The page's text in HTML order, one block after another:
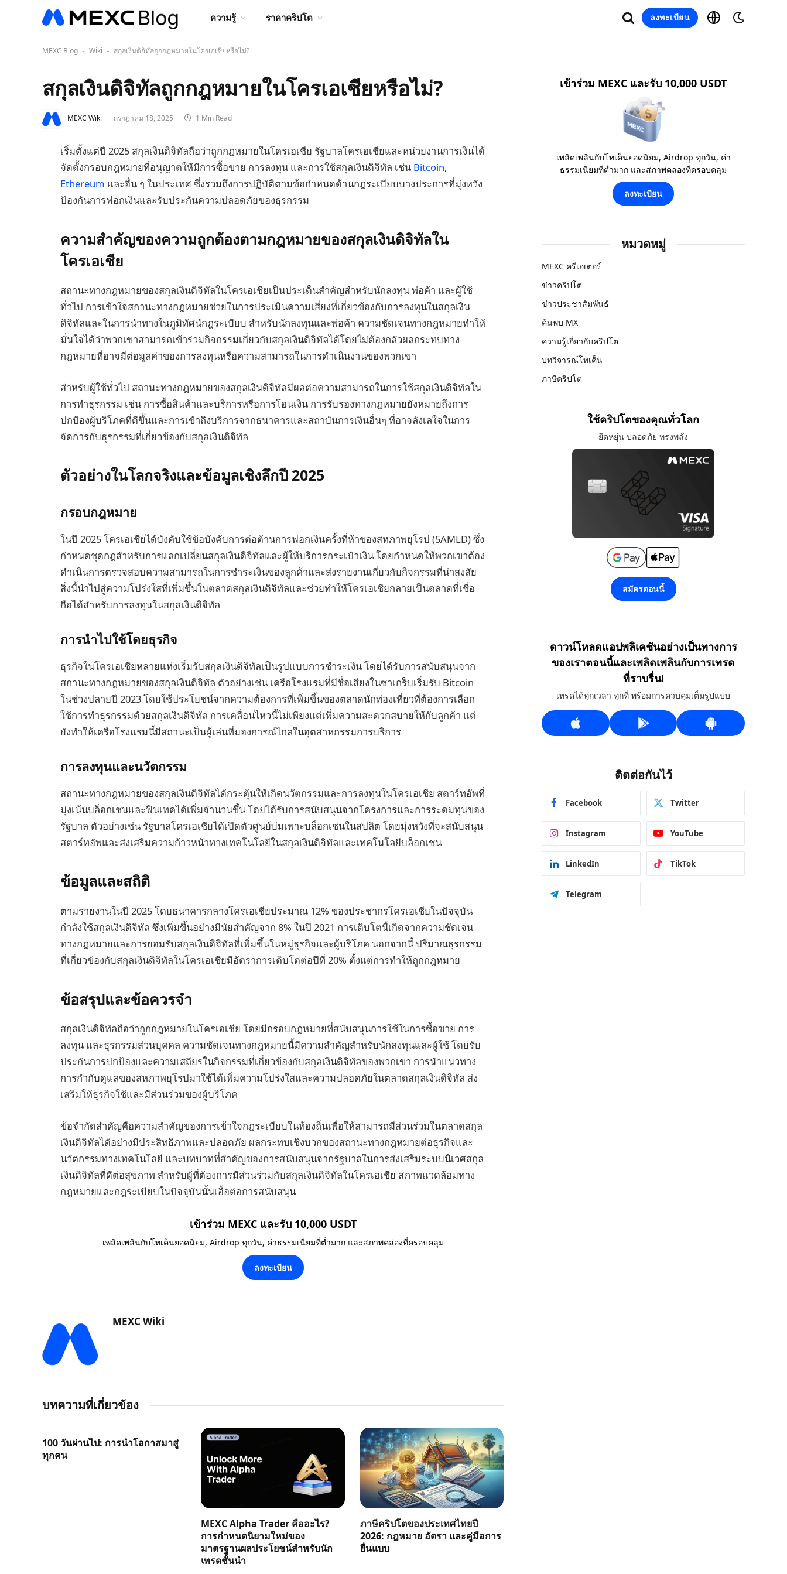
ความรู้ ราคาคริปโต ลงทะเบียน
MEXC Blog - Wiki - สกุลเงินดิจิทัลถูกกฎหมายในโครเอเชียหรือไม่?
สกุลเงินดิจิทัลถูกกฎหมายในโครเอเชียหรือไม่?
MEXC Wiki กรกฎาคม 18, 2025 1 Min Read
เริ่มตั้งแต่ปี 2025 สกุลเงินดิจิทัลถือว่าถูกกฎหมายในโครเอเชีย รัฐบาลโครเอเชียและหน่วยงานการเงินได้
จัดตั้งกรอบกฎหมายที่อนุญาตให้มีการซื้อขาย การลงทุน และการใช้สกุลเงินดิจิทัล เช่น Bitcoin,
Ethereum และอื่น ๆ ในประเทศ ซึ่งรวมถึงการปฏิบัติตามข้อกำหนดด้านกฎระเบียบบางประการที่มุ่งหวัง
ป้องกันการฟอกเงินและรับประกันความปลอดภัยของธุรกรรม
ความสำคัญของความถูกต้องตามกฎหมายของสกุลเงินดิจิทัลใน
โครเอเชีย
สถานะทางกฎหมายของสกุลเงินดิจิทัลในโครเอเชียเป็นประเด็นสำคัญสำหรับนักลงทุน พ่อค้า และผู้ใช้
ทั่วไป การเข้าใจสถานะทางกฎหมายช่วยในการประเมินความเสี่ยงที่เกี่ยวข้องกับการลงทุนในสกุลเงิน
ดิจิทัลและในการนำทางในภูมิทัศน์กฎระเบียบ สำหรับนักลงทุนและพ่อค้า ความชัดเจนทางกฎหมายทำให้
มั่นใจได้ว่าพวกเขาสามารถเข้าร่วมกิจกรรมเกี่ยวกับสกุลเงินดิจิทัลได้โดยไม่ต้องกลัวผลกระทบทาง
กฎหมายที่อาจมีต่อมูลค่าของการลงทุนหรือความสามารถในการดำเนินงานของพวกเขา
สำหรับผู้ใช้ทั่วไป สถานะทางกฎหมายของสกุลเงินดิจิทัลมีผลต่อความสามารถในการใช้สกุลเงินดิจิทัลใน
การทำธุรกรรม เช่น การซื้อสินค้าและบริการหรือการโอนเงิน การรับรองทางกฎหมายยังหมายถึงการ
ปกป้องผู้บริโภคที่ดีขึ้นและการเข้าถึงบริการจากธนาคารและสถาบันการเงินอื่นๆ ที่อาจลังเลใจในการ
จัดการกับธุรกรรมที่เกี่ยวข้องกับสกุลเงินดิจิทัล
ตัวอย่างในโลกจริงและข้อมูลเชิงลึกปี 2025
กรอบกฎหมาย
ในปี 2025 โครเอเชียได้บังคับใช้ข้อบังคับการต่อต้านการฟอกเงินครั้งที่ห้าของสหภาพยุโรป (5AMLD) ซึ่ง
กำหนดชุดกฎสำหรับการแลกเปลี่ยนสกุลเงินดิจิทัลและผู้ให้บริการกระเป๋าเงิน โดยกำหนดให้พวกเขาต้อง
ดำเนินการตรวจสอบความสามารถในการชำระเงินของลูกค้าและส่งรายงานเกี่ยวกับกิจกรรมที่น่าสงสัย
สิ่งนี้นำไปสู่ความโปร่งใสที่เพิ่มขึ้นในตลาดสกุลเงินดิจิทัลและช่วยทำให้โครเอเชียกลายเป็นตลาดที่เชื่อ
ถือได้สำหรับการลงทุนในสกุลเงินดิจิทัล
การนำไปใช้โดยธุรกิจ
ธุรกิจในโครเอเชียหลายแห่งเริ่มรับสกุลเงินดิจิทัลเป็นรูปแบบการชำระเงิน โดยได้รับการสนับสนุนจาก
สถานะทางกฎหมายของสกุลเงินดิจิทัล ตัวอย่างเช่น เครือโรงแรมที่มีชื่อเสียงในซาเกร็บเริ่มรับ Bitcoin
ในช่วงปลายปี 2023 โดยใช้ประโยชน์จากความต้องการที่เพิ่มขึ้นของตลาดนักท่องเที่ยวที่ต้องการเลือก
ใช้การทำธุรกรรมด้วยสกุลเงินดิจิทัล การเคลื่อนไหวนี้ไม่เพียงแต่เพิ่มความสะดวกสบายให้กับลูกค้า แต่
ยังทำให้เครือโรงแรมนี้มีสถานะเป็นผู้เล่นที่มองการณ์ไกลในอุตสาหกรรมการบริการ
การลงทุนและนวัตกรรม
สถานะทางกฎหมายของสกุลเงินดิจิทัลได้กระตุ้นให้เกิดนวัตกรรมและการลงทุนในโครเอเชีย สตาร์ทอัพที่
มุ่งเน้นบล็อกเชนและฟินเทคได้เพิ่มจำนวนขึ้น โดยได้รับการสนับสนุนจากโครงการและการระดมทุนของ
รัฐบาล ตัวอย่างเช่น รัฐบาลโครเอเชียได้เปิดตัวศูนย์บ่มเพาะบล็อกเชนในสปลิต โดยมุ่งหวังที่จะสนับสนุน
สตาร์ทอัพและส่งเสริมความก้าวหน้าทางเทคโนโลยีในสกุลเงินดิจิทัลและเทคโนโลยีบล็อกเชน
ข้อมูลและสถิติ
ตามรายงานในปี 2025 โดยธนาคารกลางโครเอเชียประมาณ 12% ของประชากรโครเอเชียในปัจจุบัน
กำลังใช้สกุลเงินดิจิทัล ซึ่งเพิ่มขึ้นอย่างมีนัยสำคัญจาก 8% ในปี 2021 การเติบโตนี้เกิดจากความชัดเจน
ทางกฎหมายและการยอมรับสกุลเงินดิจิทัลที่เพิ่มขึ้นในหมู่ธุรกิจและผู้บริโภค นอกจากนี้ ปริมาณธุรกรรม
ที่เกี่ยวข้องกับสกุลเงินดิจิทัลในโครเอเชียมีอัตราการเติบโตต่อปีที่ 20% ตั้งแต่การทำให้ถูกกฎหมาย
ข้อสรุปและข้อควรจำ
สกุลเงินดิจิทัลถือว่าถูกกฎหมายในโครเอเชีย โดยมีกรอบกฎหมายที่สนับสนุนการใช้ในการซื้อขาย การ
ลงทุน และธุรกรรมส่วนบุคคล ความชัดเจนทางกฎหมายนี้มีความสำคัญสำหรับนักลงทุนและผู้ใช้ โดยรับ
ประกันการปกป้องและความเสถียรในกิจกรรมที่เกี่ยวข้องกับสกุลเงินดิจิทัลของพวกเขา การนำแนวทาง
การกำกับดูแลของสหภาพยุโรปมาใช้ได้เพิ่มความโปร่งใสและความปลอดภัยในตลาดสกุลเงินดิจิทัล ส่ง
เสริมให้ธุรกิจใช้และมีส่วนร่วมของผู้บริโภค
ข้อจำกัดสำคัญคือความสำคัญของการเข้าใจกฎระเบียบในท้องถิ่นเพื่อให้สามารถมีส่วนร่วมในตลาดสกุล
เงินดิจิทัลได้อย่างมีประสิทธิภาพและปลอดภัย ผลกระทบเชิงบวกของสถานะทางกฎหมายต่อธุรกิจและ
นวัตกรรมทางเทคโนโลยี และบทบาทที่สำคัญของการสนับสนุนจากรัฐบาลในการส่งเสริมระบบนิเวศสกุล
เงินดิจิทัลที่ดีต่อสุขภาพ สำหรับผู้ที่ต้องการมีส่วนร่วมกับสกุลเงินดิจิทัลในโครเอเชีย สภาพแวดล้อมทาง
กฎหมายและกฎระเบียบในปัจจุบันนั้นเอื้อต่อการสนับสนุน
เข้าร่วม MEXC และรับ 10,000 USDT
เพลิดเพลินกับโทเค็นยอดนิยม, Airdrop ทุกวัน, ค่าธรรมเนียมที่ต่ำมาก และสภาพคล่องที่ครอบคลุม
ลงทะเบียน
MEXC Wiki
บทความที่เกี่ยวข้อง
100 วันผ่านไป: การนำโอกาสมาสู่
ทุกคน
MEXC Alpha Trader คืออะไร?
การกำหนดนิยามใหม่ของ
มาตรฐานผลประโยชน์สำหรับนัก
เทรดชั้นนำ
ภาษีคริปโตของประเทศไทยปี
2026: กฎหมาย อัตรา และคู่มือการ
ยื่นแบบ
เข้าร่วม MEXC และรับ 10,000 USDT
เพลิดเพลินกับโทเค็นยอดนิยม, Airdrop ทุกวัน, ค่า
ธรรมเนียมที่ต่ำมาก และสภาพคล่องที่ครอบคลุม
ลงทะเบียน
หมวดหมู่
MEXC ครีเอเตอร์
ข่าวคริปโต
ข่าวประชาสัมพันธ์
ค้นพบ MX
ความรู้เกี่ยวกับคริปโต
บทวิจารณ์โทเค็น
ภาษีคริปโต
ใช้คริปโตของคุณทั่วโลก
ยืดหยุ่น ปลอดภัย ทรงพลัง
สมัครตอนนี้
ดาวน์โหลดแอปพลิเคชันอย่างเป็นทางการ
ของเราตอนนี้และเพลิดเพลินกับการเทรด
ที่ราบรื่น!
เทรดได้ทุกเวลา ทุกที่ พร้อมการควบคุมเต็มรูปแบบ
ติดต่อกันไว้
Facebook Twitter
Instagram YouTube
LinkedIn TikTok
Telegram